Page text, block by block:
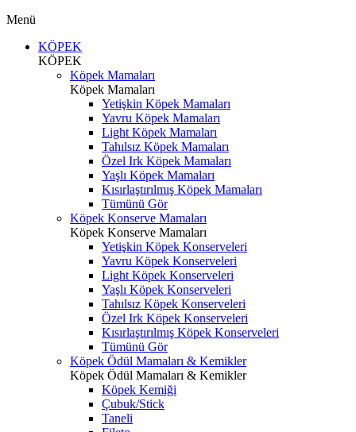
Menü
KÖPEK
KÖPEK
Köpek Mamaları
Köpek Mamaları
Yetişkin Köpek Mamaları
Yavru Köpek Mamaları
Light Köpek Mamaları
Tahılsız Köpek Mamaları
Özel Irk Köpek Mamaları
Yaşlı Köpek Mamaları
Kısırlaştırılmış Köpek Mamaları
Tümünü Gör
Köpek Konserve Mamaları
Köpek Konserve Mamaları
Yetişkin Köpek Konserveleri
Yavru Köpek Konserveleri
Light Köpek Konserveleri
Yaşlı Köpek Konserveleri
Tahılsız Köpek Konserveleri
Özel Irk Köpek Konserveleri
Kısırlaştırılmış Köpek Konserveleri
Tümünü Gör
Köpek Ödül Mamaları & Kemikler
Köpek Ödül Mamaları & Kemikler
Köpek Kemiği
Çubuk/Stick
Taneli